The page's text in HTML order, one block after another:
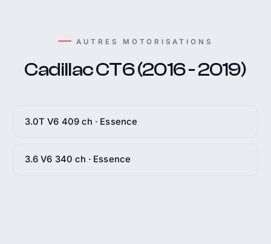
AUTRES MOTORISATIONS
Cadillac CT6 (2016 - 2019)
3.0T V6 409 ch · Essence
3.6 V6 340 ch · Essence